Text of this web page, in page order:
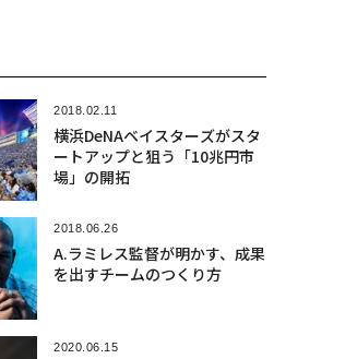
2018.02.11
横浜DeNAベイスターズがスタ
ートアップと狙う「10兆円市
場」の開拓
2018.06.26
A.ラミレス監督が明かす、成果
を出すチームのつくり方
2020.06.15